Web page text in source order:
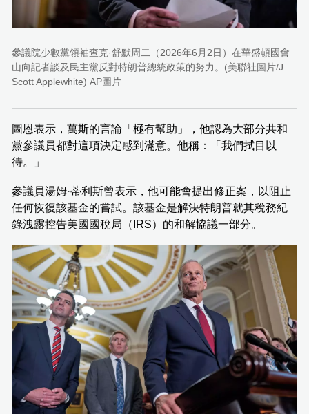
參議院少數黨領袖查克·舒默周二（2026年6月2日）在華盛頓國會
山向記者談及民主黨反對特朗普總統政策的努力。(美聯社圖片/J.
Scott Applewhite) AP圖片
圖恩表示，萬斯的言論「極有幫助」，他認為大部分共和
黨參議員都對這項決定感到滿意。他稱：「我們拭目以
待。」
參議員湯姆·蒂利斯曾表示，他可能會提出修正案，以阻止
任何恢復該基金的嘗試。該基金是解決特朗普就其稅務紀
錄洩露控告美國國稅局（IRS）的和解協議一部分。